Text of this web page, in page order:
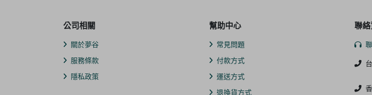
公司相關
關於夢谷
服務條款
隱私政策
幫助中心
常見問題
付款方式
運送方式
退換貨方式
聯